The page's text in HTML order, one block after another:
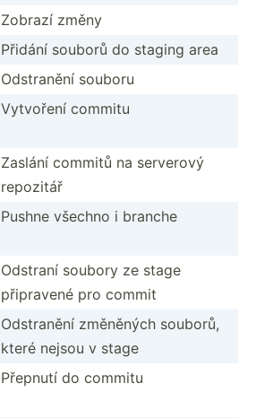
Zobrazí změny
Přidání souborů do staging area
Odstranění souboru
Vytvoření commitu
Zaslání commitů na serverový
repozitář
Pushne všechno i branche
Odstraní soubory ze stage
připravené pro commit
Odstranění změněných souborů,
které nejsou v stage
Přepnutí do commitu